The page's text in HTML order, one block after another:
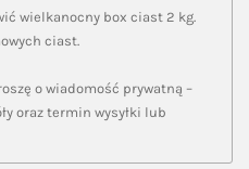
wielkanocny box ciast 2 kg.
ciast.
o wiadomość prywatną –
oraz termin wysyłki lub